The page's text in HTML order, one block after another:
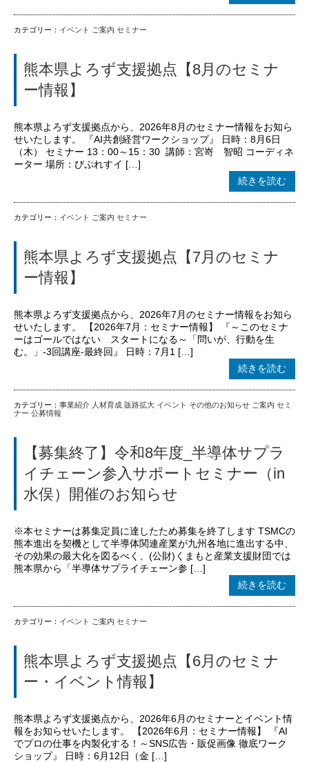
カテゴリー： イベント ご案内 セミナー
熊本県よろず支援拠点【8月のセミナ
ー情報】
熊本県よろず支援拠点から、2026年8月のセミナー情報をお知ら
せいたします。 『AI共創経営ワークショップ』 日時：8月6日
（木） セミナー 13：00～15：30 講師：宮嵜 智昭 コーディネ
ーター 場所：びぷれすイ […]
続きを読む
カテゴリー： イベント ご案内 セミナー
熊本県よろず支援拠点【7月のセミナ
ー情報】
熊本県よろず支援拠点から、2026年7月のセミナー情報をお知ら
せいたします。 【2026年7月：セミナー情報】 『～このセミナ
ーはゴールではない スタートになる～「問いが、行動を生
む。」-3回講座-最終回』 日時：7月1 […]
続きを読む
カテゴリー： 事業紹介 人材育成 販路拡大 イベント その他のお知らせ ご案内 セミ
ナー 公募情報
【募集終了】令和8年度_半導体サプラ
イチェーン参入サポートセミナー（in
水俣）開催のお知らせ
※本セミナーは募集定員に達したため募集を終了します TSMCの
熊本進出を契機として半導体関連産業が九州各地に進出する中、
その効果の最大化を図るべく、(公財)くまもと産業支援財団では
熊本県から「半導体サプライチェーン参 […]
続きを読む
カテゴリー： イベント ご案内 セミナー
熊本県よろず支援拠点【6月のセミナ
ー・イベント情報】
熊本県よろず支援拠点から、2026年6月のセミナーとイベント情
報をお知らせいたします。 【2026年6月：セミナー情報】 『AI
でプロの仕事を内製化する！～SNS広告・販促画像 徹底ワーク
ショップ』 日時：6月12日（金 […]